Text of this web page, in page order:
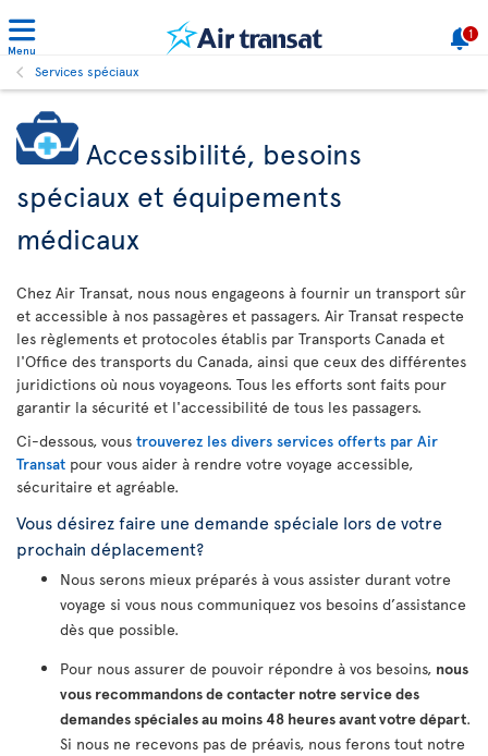
Menu
1
Services spéciaux
Accessibilité, besoins
spéciaux et équipements
médicaux
Chez Air Transat, nous nous engageons à fournir un transport sûr
et accessible à nos passagères et passagers. Air Transat respecte
les règlements et protocoles établis par Transports Canada et
l'Office des transports du Canada, ainsi que ceux des différentes
juridictions où nous voyageons. Tous les efforts sont faits pour
garantir la sécurité et l'accessibilité de tous les passagers.
Ci-dessous, vous trouverez les divers services offerts par Air
Transat pour vous aider à rendre votre voyage accessible,
sécuritaire et agréable.
Vous désirez faire une demande spéciale lors de votre
prochain déplacement?
Nous serons mieux préparés à vous assister durant votre
voyage si vous nous communiquez vos besoins d’assistance
dès que possible.
Pour nous assurer de pouvoir répondre à vos besoins, nous
vous recommandons de contacter notre service des
demandes spéciales au moins 48 heures avant votre départ.
Si nous ne recevons pas de préavis, nous ferons tout notre